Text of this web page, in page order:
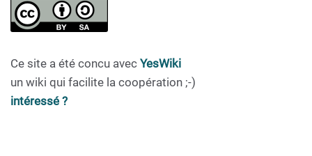
Ce site a été concu avec YesWiki
un wiki qui facilite la coopération ;-)
intéressé ?